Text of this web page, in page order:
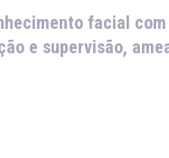
facial
e supervisão,